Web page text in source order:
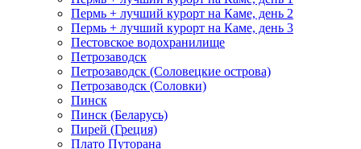
Пермь + лучший курорт на Каме, день 2
Пермь + лучший курорт на Каме, день 3
Пестовское водохранилище
Петрозаводск
Петрозаводск (Соловецкие острова)
Петрозаводск (Соловки)
Пинск
Пинск (Беларусь)
Пирей (Греция)
Плато Путорана